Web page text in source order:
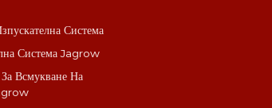
Система
Система Jagrow
Всмукване На